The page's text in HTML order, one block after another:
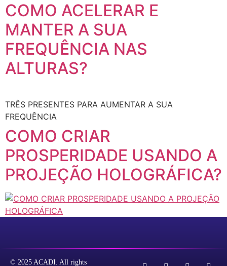
COMO ACELERAR E
MANTER A SUA
FREQUÊNCIA NAS
ALTURAS?
TRÊS PRESENTES PARA AUMENTAR A SUA
FREQUÊNCIA
COMO CRIAR
PROSPERIDADE USANDO A
PROJEÇÃO HOLOGRÁFICA?
© 2025 ACADI. All rights